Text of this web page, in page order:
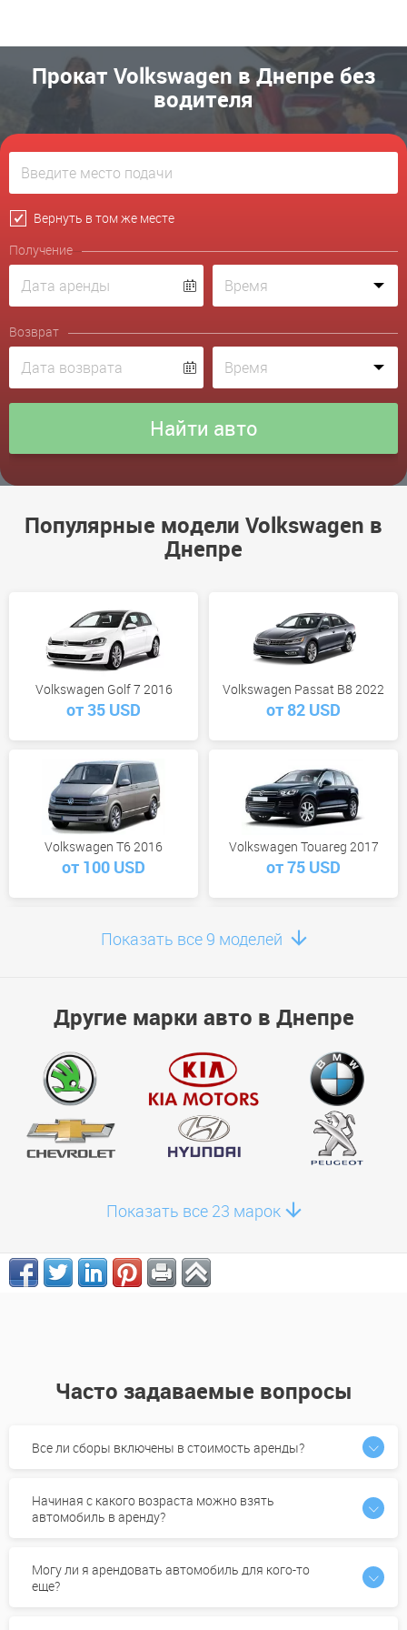
Прокат Volkswagen в Днепре без
водителя
Вернуть в том же месте
Получение
Возврат
Популярные модели Volkswagen в
Днепре
Volkswagen Golf 7 2016
от 35 USD
Volkswagen Passat B8 2022
от 82 USD
Volkswagen T6 2016
от 100 USD
Volkswagen Touareg 2017
от 75 USD
2014
2017
Volkswagen ID.4 Crozz 2026
Показать все 9 моделей
Другие марки авто в Днепре
Показать все 23 марок
Часто задаваемые вопросы
Все ли сборы включены в стоимость аренды?
Начиная с какого возраста можно взять
автомобиль в аренду?
Могу ли я арендовать автомобиль для кого-то
еще?